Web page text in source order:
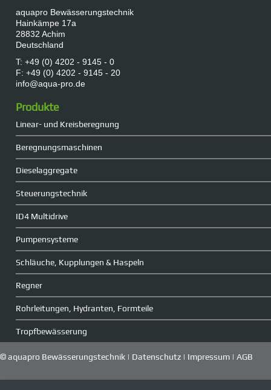
aquapro Bewässerungstechnik
Hainkämpe 17a
28832 Achim
Deutschland
T: +49 (0) 4202 - 9145 - 0
F: +49 (0) 4202 - 9145 - 20
info@aqua-pro.de
Produkte
Linear- und Kreisberegnung
Beregnungsmaschinen
Dieselaggregate
Steuerungstechnik
ID4 Multidrive
Pumpensysteme
Schläuche, Kupplungen & Haspeln
Regner
Rohrleitungen, Hydranten, Formteile
Tropfbewässerung
© aquapro Bewässerungstechnik | Datenschutz | Impressum | AGB